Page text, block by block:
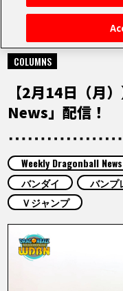
HOME
NEWS
RANKING
MOVIE
COLUMNS
ABOUT
2022.02.14
COLUMNS
【2月14日（
News」配信！
Weekly Dragonball News
バンダイ
バンプ
Ｖジャンプ